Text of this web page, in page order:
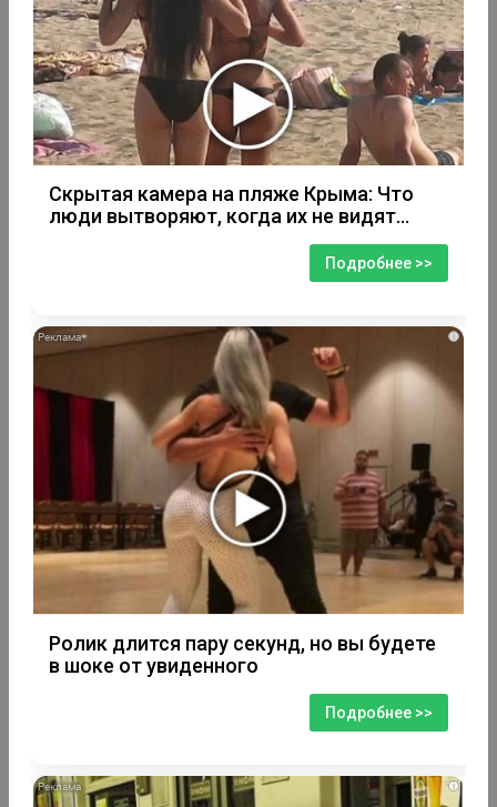
Скрытая камера на пляже Крыма: Что
люди вытворяют, когда их не видят...
Подробнее >>
i
Ролик длится пару секунд, но вы будете
в шоке от увиденного
Подробнее >>
i